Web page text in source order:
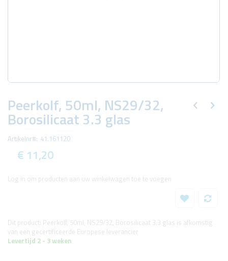
Peerkolf, 50ml, NS29/32,
Borosilicaat 3.3 glas
Artikelnr 41.161120
€ 11,20
Log in om producten aan uw winkelwagen toe te voegen
Dit product: Peerkolf, 50ml, NS29/32, Borosilicaat 3.3 glas is afkomstig
van een gecertificeerde Europese leverancier
Levertijd 2 - 3 weken
het
begin
van
afbeeldingen-
gallerij